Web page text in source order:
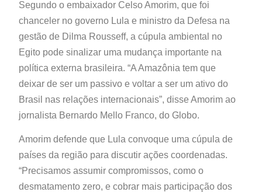
Segundo o embaixador Celso Amorim, que foi
chanceler no governo Lula e ministro da Defesa na
gestão de Dilma Rousseff, a cúpula ambiental no
Egito pode sinalizar uma mudança importante na
política externa brasileira. “A Amazônia tem que
deixar de ser um passivo e voltar a ser um ativo do
Brasil nas relações internacionais”, disse Amorim ao
jornalista Bernardo Mello Franco, do Globo.
Amorim defende que Lula convoque uma cúpula de
países da região para discutir ações coordenadas.
“Precisamos assumir compromissos, como o
desmatamento zero, e cobrar mais participação dos